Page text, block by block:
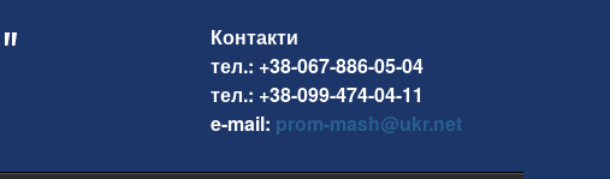
Контакти
тел.: +38-067-886-05-04
тел.: +38-099-474-04-11
e-mail: prom-mash@ukr.net